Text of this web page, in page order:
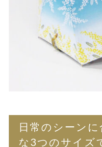
日常のシーン
な3つのサイズ